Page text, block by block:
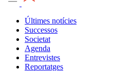
Últimes notícies
Successos
Societat
Agenda
Entrevistes
Reportatges